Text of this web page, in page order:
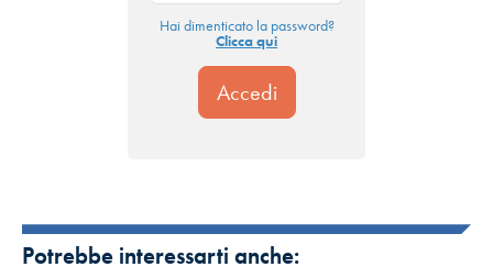
Hai dimenticato la password?
Clicca qui
Potrebbe interessarti anche: